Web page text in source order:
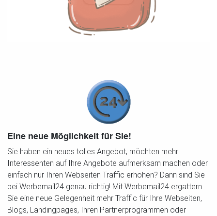
Eine neue Möglichkeit für Sie!
Sie haben ein neues tolles Angebot, möchten mehr
Interessenten auf Ihre Angebote aufmerksam machen oder
einfach nur Ihren Webseiten Traffic erhöhen? Dann sind Sie
bei Werbemail24 genau richtig! Mit Werbemail24 ergattern
Sie eine neue Gelegenheit mehr Traffic für Ihre Webseiten,
Blogs, Landingpages, Ihren Partnerprogrammen oder